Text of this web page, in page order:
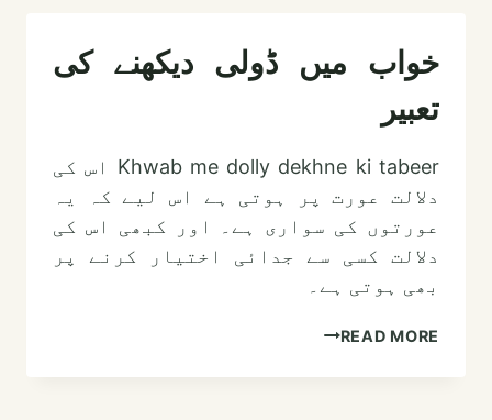
تعبیر
خواب میں ڈولی دیکھنے کی
تعبیر
Khwab me dolly dekhne ki tabeer اس کی
دلالت عورت پر ہوتی ہے اس لیے کہ یہ
عورتوں کی سواری ہے۔ اور کبھی اس کی
دلالت کسی سے جدائی اختیار کرنے پر
بھی ہوتی ہے۔
READ MOREخواب